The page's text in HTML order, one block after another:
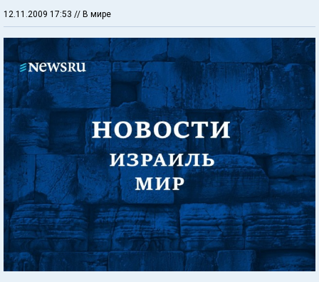
12.11.2009 17:53 // В мире